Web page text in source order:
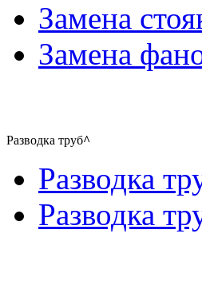
Замена
Замена
Разводка труб^
Разводка
Разводка